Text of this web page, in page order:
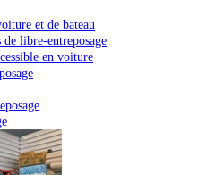
et de bateau
libre-entreposage
en voiture